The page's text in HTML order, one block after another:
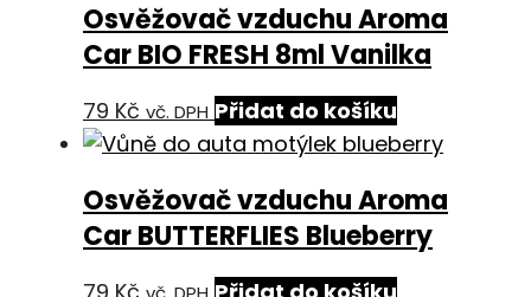
Osvěžovač vzduchu Aroma
Car BIO FRESH 8ml Vanilka
79 Kč vč. DPH Přidat do košíku
Osvěžovač vzduchu Aroma
Car BUTTERFLIES Blueberry